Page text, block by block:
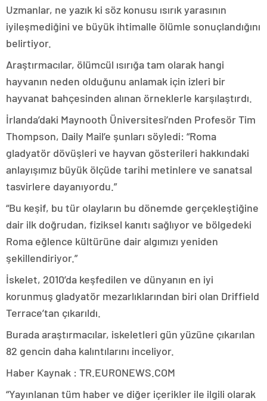
Uzmanlar, ne yazık ki söz konusu ısırık yarasının
iyileşmediğini ve büyük ihtimalle ölümle sonuçlandığını
belirtiyor.
Araştırmacılar, ölümcül ısırığa tam olarak hangi
hayvanın neden olduğunu anlamak için izleri bir
hayvanat bahçesinden alınan örneklerle karşılaştırdı.
İrlanda’daki Maynooth Üniversitesi’nden Profesör Tim
Thompson, Daily Mail’e şunları söyledi: “Roma
gladyatör dövüşleri ve hayvan gösterileri hakkındaki
anlayışımız büyük ölçüde tarihi metinlere ve sanatsal
tasvirlere dayanıyordu.”
“Bu keşif, bu tür olayların bu dönemde gerçekleştiğine
dair ilk doğrudan, fiziksel kanıtı sağlıyor ve bölgedeki
Roma eğlence kültürüne dair algımızı yeniden
şekillendiriyor.”
İskelet, 2010’da keşfedilen ve dünyanın en iyi
korunmuş gladyatör mezarlıklarından biri olan Driffield
Terrace’tan çıkarıldı.
Burada araştırmacılar, iskeletleri gün yüzüne çıkarılan
82 gencin daha kalıntılarını inceliyor.
Haber Kaynak : TR.EURONEWS.COM
“Yayınlanan tüm haber ve diğer içerikler ile ilgili olarak